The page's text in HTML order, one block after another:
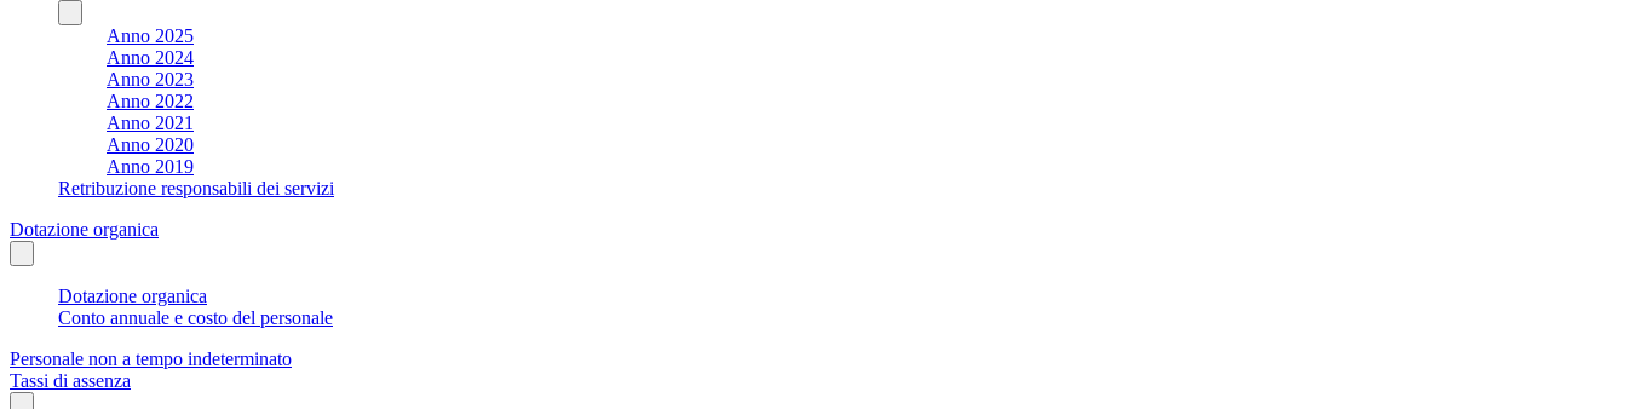
Anno 2025
Anno 2024
Anno 2023
Anno 2022
Anno 2021
Anno 2020
Anno 2019
Retribuzione responsabili dei servizi
Dotazione organica
Dotazione organica
Conto annuale e costo del personale
Personale non a tempo indeterminato
Tassi di assenza